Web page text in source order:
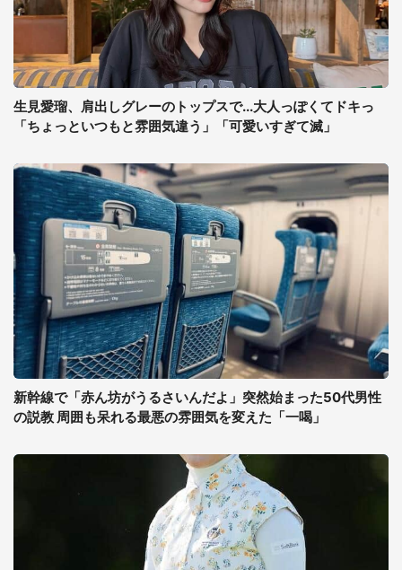
生見愛瑠、肩出しグレーのトップスで...大人っぽくてドキっ
「ちょっといつもと雰囲気違う」「可愛いすぎて滅」
新幹線で「赤ん坊がうるさいんだよ」突然始まった50代男性
の説教 周囲も呆れる最悪の雰囲気を変えた「一喝」